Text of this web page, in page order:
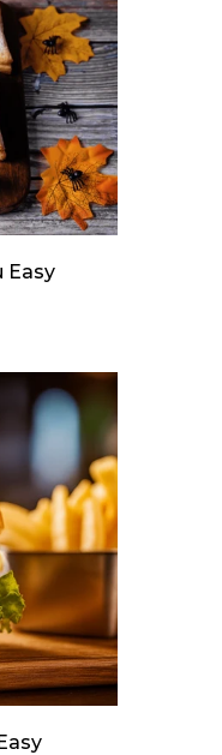
Easy